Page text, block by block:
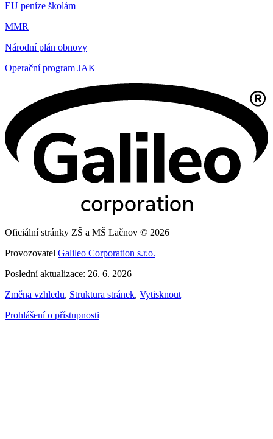
EU peníze školám
MMR
Národní plán obnovy
Operační program JAK
Oficiální stránky ZŠ a MŠ Lačnov © 2026
Provozovatel Galileo Corporation s.r.o.
Poslední aktualizace: 26. 6. 2026
Změna vzhledu, Struktura stránek, Vytisknout
Prohlášení o přístupnosti